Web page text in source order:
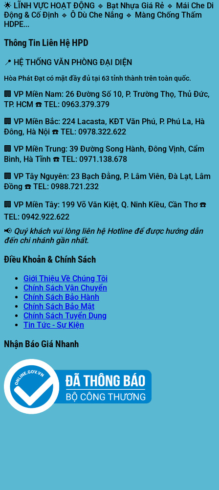
🌟 LĨNH VỰC HOẠT ĐỘNG 🔹 Bạt Nhựa Giá Rẻ 🔹 Mái Che Di
Động & Cố Định 🔹 Ô Dù Che Nắng 🔹 Màng Chống Thấm
HDPE...
Thông Tin Liên Hệ HPD
📍 HỆ THỐNG VĂN PHÒNG ĐẠI DIỆN
Hòa Phát Đạt có mặt đầy đủ tại 63 tỉnh thành trên toàn quốc.
🏢 VP Miền Nam: 26 Đường Số 10, P. Trường Thọ, Thủ Đức,
TP. HCM ☎️ TEL: 0963.379.379
🏢 VP Miền Bắc: 224 Lacasta, KĐT Văn Phú, P. Phú La, Hà
Đông, Hà Nội ☎️ TEL: 0978.322.622
🏢 VP Miền Trung: 39 Đường Song Hành, Đông Vịnh, Cẩm
Bình, Hà Tĩnh ☎️ TEL: 0971.138.678
🏢 VP Tây Nguyên: 23 Bạch Đằng, P. Lâm Viên, Đà Lạt, Lâm
Đồng ☎️ TEL: 0988.721.232
🏢 VP Miền Tây: 199 Võ Văn Kiệt, Q. Ninh Kiều, Cần Thơ ☎️
TEL: 0942.922.622
📢 Quý khách vui lòng liên hệ Hotline để được hướng dẫn
đến chi nhánh gần nhất.
Điều Khoản & Chính Sách
Giới Thiệu Về Chúng Tôi
Chính Sách Vận Chuyển
Chính Sách Bảo Hành
Chính Sách Bảo Mật
Chính Sách Tuyển Dụng
Tin Tức - Sự Kiện
Nhận Báo Giá Nhanh